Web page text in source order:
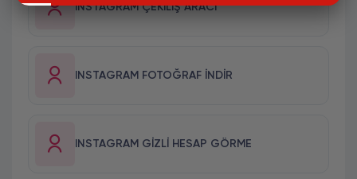
INSTAGRAM ÇEKILIŞ ARACI
INSTAGRAM FOTOĞRAF İNDIR
INSTAGRAM GIZLI HESAP GÖRME